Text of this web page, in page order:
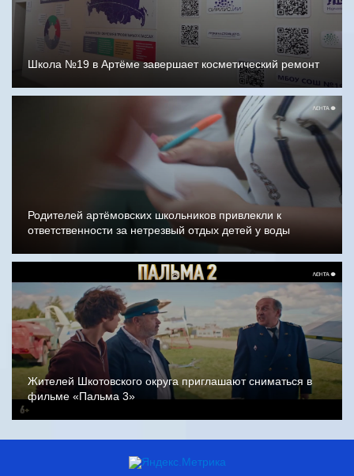
Школа №19 в Артёме завершает косметический ремонт
Родителей артёмовских школьников привлекли к
ответственности за нетрезвый отдых детей у воды
Жителей Шкотовского округа приглашают сниматься в
фильме «Пальма 3»